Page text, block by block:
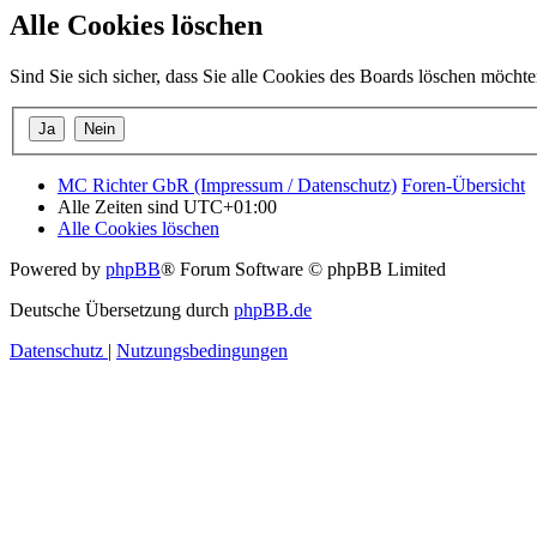
Alle Cookies löschen
Sind Sie sich sicher, dass Sie alle Cookies des Boards löschen
MC Richter GbR (Impressum / Datenschutz) Foren-Übersicht
Alle Zeiten sind UTC+01:00
Alle Cookies löschen
Powered by phpBB® Forum Software © phpBB Limited
Deutsche Übersetzung durch phpBB.de
Datenschutz | Nutzungsbedingungen